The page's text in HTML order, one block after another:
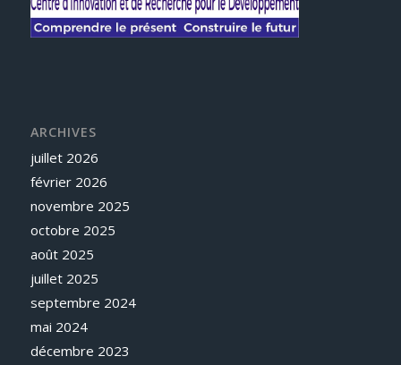
ARCHIVES
juillet 2026
février 2026
novembre 2025
octobre 2025
août 2025
juillet 2025
septembre 2024
mai 2024
décembre 2023